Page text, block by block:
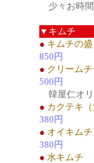
少々お時間
▼キムチ
● キムチの
850円
● クリーム
500円
韓屋仁オ
● カクテキ
380円
● オイキム
380円
● 水キムチ